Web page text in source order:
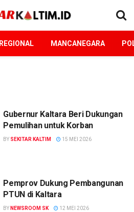
REGIONAL MANCANEGARA
Gubernur Kaltara Beri Dukungan
Pemulihan untuk Korban
BY SEKITAR KALTIM 15 MEI 2026
Pemprov Dukung Pembangunan
PTUN di Kaltara
BY NEWSROOM SK 12 MEI 2026